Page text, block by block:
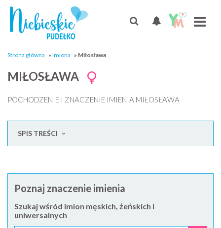
Strona główna » Imiona » Miłosława
MIŁOSŁAWA
POCHODZENIE I ZNACZENIE IMIENIA MIŁOSŁAWA
SPIS TREŚCI
Poznaj znaczenie imienia
Szukaj wśród imion męskich, żeńskich i
uniwersalnych